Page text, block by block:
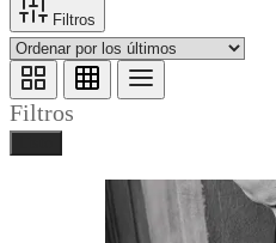
Filtros
Filtros